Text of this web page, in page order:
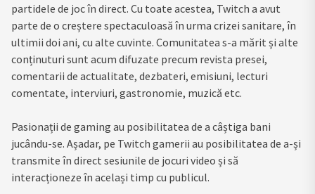
partidele de joc în direct. Cu toate acestea, Twitch a avut
parte de o creștere spectaculoasă în urma crizei sanitare, în
ultimii doi ani, cu alte cuvinte. Comunitatea s-a mărit și alte
conținuturi sunt acum difuzate precum revista presei,
comentarii de actualitate, dezbateri, emisiuni, lecturi
comentate, interviuri, gastronomie, muzică etc.
Pasionații de gaming au posibilitatea de a câștiga bani
jucându-se. Așadar, pe Twitch gamerii au posibilitatea de a-și
transmite în direct sesiunile de jocuri video și să
interacționeze în același timp cu publicul.